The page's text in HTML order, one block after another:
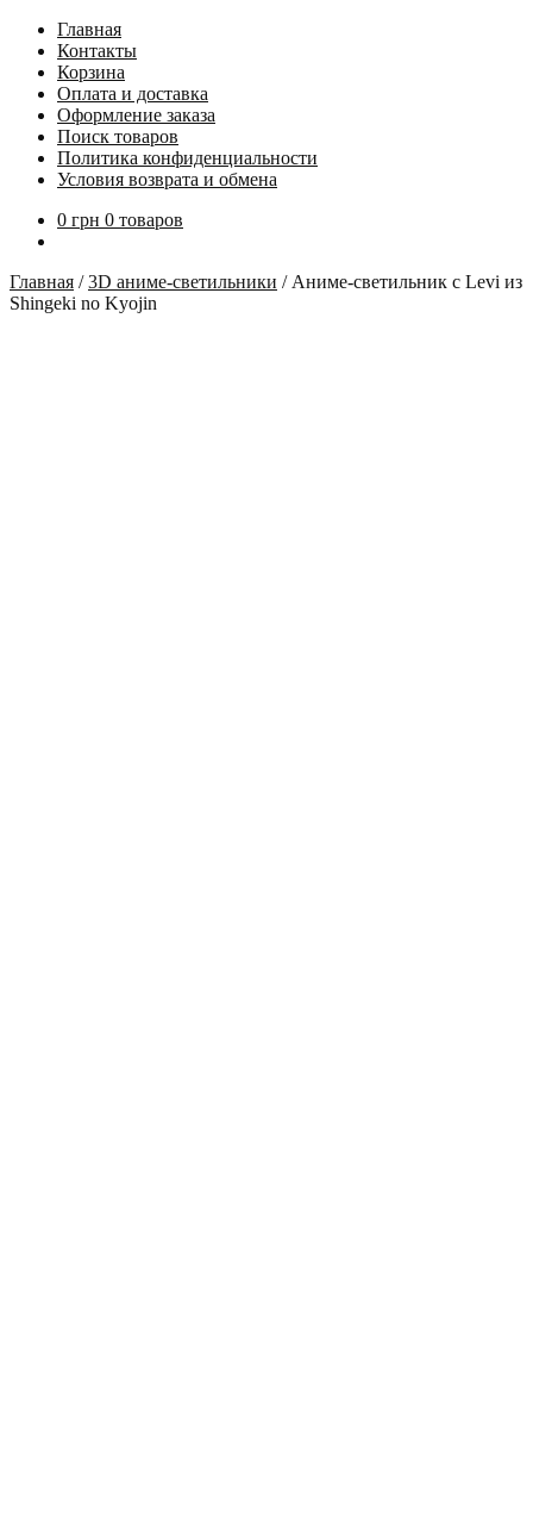
Главная
Контакты
Корзина
Оплата и доставка
Оформление заказа
Поиск товаров
Политика конфиденциальности
Условия возврата и обмена
0 грн 0 товаров
Главная /3D аниме-светильники / Аниме-светильник с Levi из
Shingeki no Kyojin